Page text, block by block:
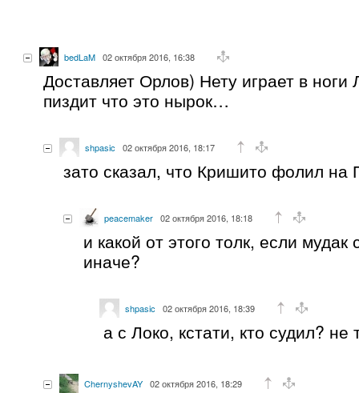
bedLaM 02 октября 2016, 16:38
Доставляет Орлов) Нету играет в
пиздит что это нырок…
shpasic 02 октября 2016, 18:17
зато сказал, что Кришито фолил на
peacemaker 02 октября 2016, 18:18
и какой от этого толк, если мудак
иначе?
shpasic 02 октября 2016, 18:39
а с Локо, кстати, кто судил? не
ChernyshevAY 02 октября 2016, 18:29